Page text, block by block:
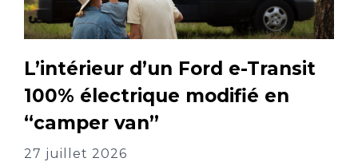
L’intérieur d’un Ford e-Transit
100% électrique modifié en
“camper van”
27 juillet 2026